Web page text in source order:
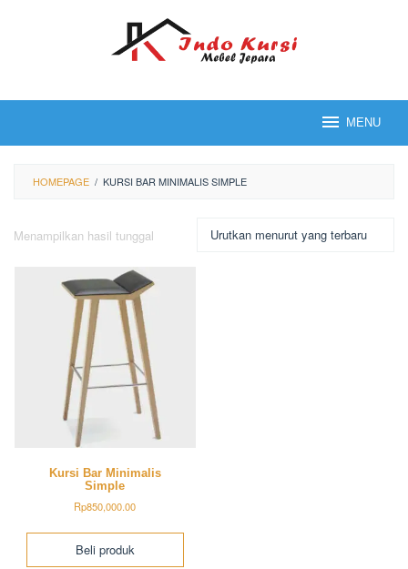
MENU
HOMEPAGE / KURSI BAR MINIMALIS SIMPLE
Menampilkan hasil tunggal
Kursi Bar Minimalis
Simple
Rp850,000.00
Beli produk